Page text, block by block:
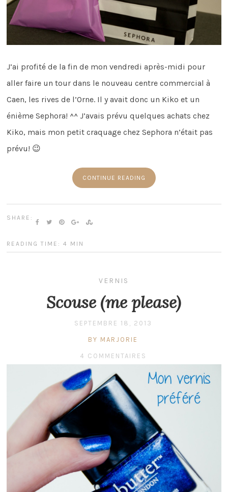
J’ai profité de la fin de mon vendredi après-midi pour
aller faire un tour dans le nouveau centre commercial à
Caen, les rives de l’Orne. Il y avait donc un Kiko et un
énième Sephora! ^^ J’avais prévu quelques achats chez
Kiko, mais mon petit craquage chez Sephora n’était pas
prévu! 😉
CONTINUE READING
SHARE:
READING TIME: 4 MIN
VERNIS
Scouse (me please)
SEPTEMBRE 18, 2013
BY MARJORIE
4 COMMENTAIRES